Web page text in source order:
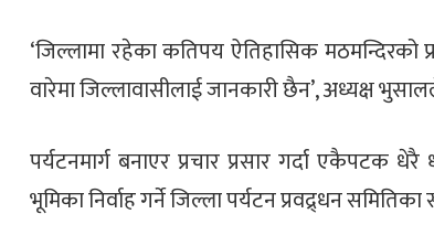
‘जिल्लामा रहेका कतिपय ऐतिहासिक मठमन्दिरको
वारेमा जिल्लावासीलाई जानकारी छैन’, अध्यक्ष
पर्यटनमार्ग बनाएर प्रचार प्रसार गर्दा
भूमिका निर्वाह गर्ने जिल्ला पर्यटन प्रवद्र्धन